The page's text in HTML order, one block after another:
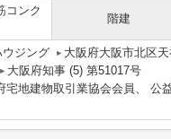
コンク
階建
ジング
大阪府大阪市北区
大阪府知事 (5) 第51017号
宅地建物取引業協会会員、 公